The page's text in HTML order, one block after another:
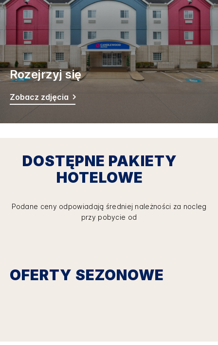
Rozejrzyj się
Zobacz zdjęcia
DOSTĘPNE PAKIETY
HOTELOWE
Podane ceny odpowiadają średniej należności za nocleg
przy pobycie od
OFERTY SEZONOWE